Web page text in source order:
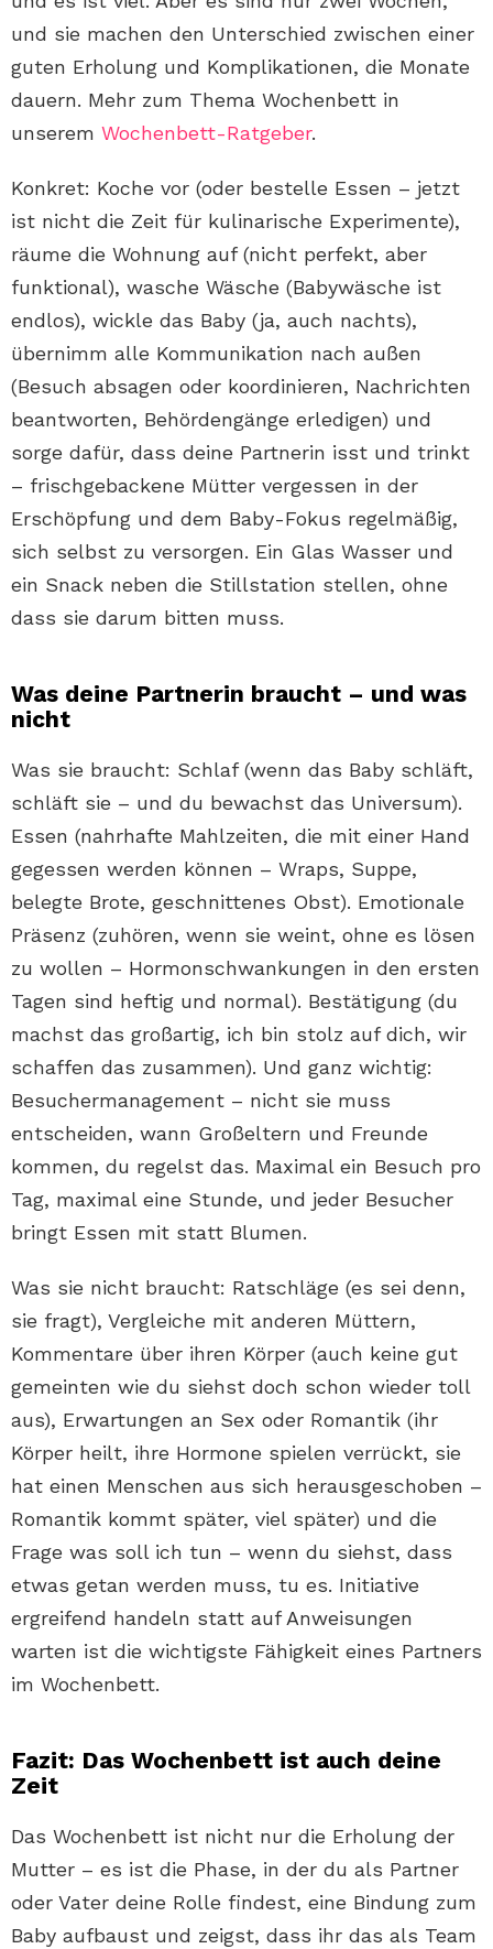
und sie machen den Unterschied zwischen einer
guten Erholung und Komplikationen, die Monate
dauern. Mehr zum Thema Wochenbett in
unserem Wochenbett-Ratgeber.
Konkret: Koche vor (oder bestelle Essen – jetzt
ist nicht die Zeit für kulinarische Experimente),
räume die Wohnung auf (nicht perfekt, aber
funktional), wasche Wäsche (Babywäsche ist
endlos), wickle das Baby (ja, auch nachts),
übernimm alle Kommunikation nach außen
(Besuch absagen oder koordinieren, Nachrichten
beantworten, Behördengänge erledigen) und
sorge dafür, dass deine Partnerin isst und trinkt
– frischgebackene Mütter vergessen in der
Erschöpfung und dem Baby-Fokus regelmäßig,
sich selbst zu versorgen. Ein Glas Wasser und
ein Snack neben die Stillstation stellen, ohne
dass sie darum bitten muss.
Was deine Partnerin braucht – und was
nicht
Was sie braucht: Schlaf (wenn das Baby schläft,
schläft sie – und du bewachst das Universum).
Essen (nahrhafte Mahlzeiten, die mit einer Hand
gegessen werden können – Wraps, Suppe,
belegte Brote, geschnittenes Obst). Emotionale
Präsenz (zuhören, wenn sie weint, ohne es lösen
zu wollen – Hormonschwankungen in den ersten
Tagen sind heftig und normal). Bestätigung (du
machst das großartig, ich bin stolz auf dich, wir
schaffen das zusammen). Und ganz wichtig:
Besuchermanagement – nicht sie muss
entscheiden, wann Großeltern und Freunde
kommen, du regelst das. Maximal ein Besuch pro
Tag, maximal eine Stunde, und jeder Besucher
bringt Essen mit statt Blumen.
Was sie nicht braucht: Ratschläge (es sei denn,
sie fragt), Vergleiche mit anderen Müttern,
Kommentare über ihren Körper (auch keine gut
gemeinten wie du siehst doch schon wieder toll
aus), Erwartungen an Sex oder Romantik (ihr
Körper heilt, ihre Hormone spielen verrückt, sie
hat einen Menschen aus sich herausgeschoben –
Romantik kommt später, viel später) und die
Frage was soll ich tun – wenn du siehst, dass
etwas getan werden muss, tu es. Initiative
ergreifend handeln statt auf Anweisungen
warten ist die wichtigste Fähigkeit eines Partners
im Wochenbett.
Fazit: Das Wochenbett ist auch deine
Zeit
Das Wochenbett ist nicht nur die Erholung der
Mutter – es ist die Phase, in der du als Partner
oder Vater deine Rolle findest, eine Bindung zum
Baby aufbaust und zeigst, dass ihr das als Team